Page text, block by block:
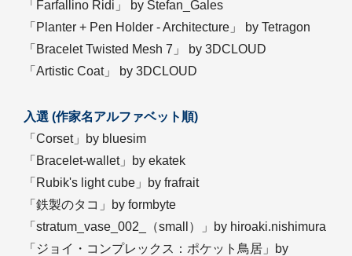
「Farfallino Ridi」 by Stefan_Gales
「Planter + Pen Holder - Architecture」 by Tetragon
「Bracelet Twisted Mesh 7」 by 3DCLOUD
「Artistic Coat」 by 3DCLOUD
入選 (作家名アルファベット順)
「Corset」by bluesim
「Bracelet-wallet」by ekatek
「Rubik's light cube」by frafrait
「鉄製のタコ」by formbyte
「stratum_vase_002_（small）」by hiroaki.nishimura
「ジョイ・コンプレックス：ポケット鳥居」by